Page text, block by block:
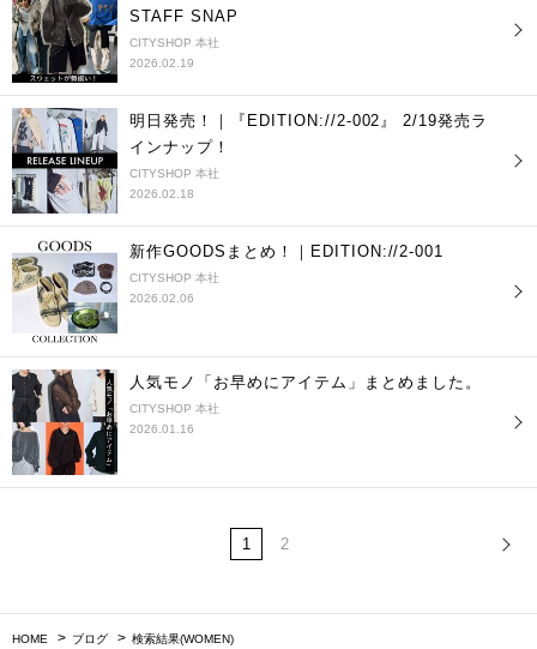
STAFF SNAP
CITYSHOP 本社
2026.02.19
明日発売！｜『EDITION://2-002』 2/19発売ラ
インナップ！
CITYSHOP 本社
2026.02.18
新作GOODSまとめ！｜EDITION://2-001
CITYSHOP 本社
2026.02.06
人気モノ「お早めにアイテム」まとめました。
CITYSHOP 本社
2026.01.16
1 2
HOME ブログ 検索結果(WOMEN)